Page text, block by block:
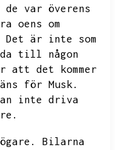
var överens
oens om
Det är inte som
till någon
att det kommer
för Musk.
inte driva
Bilarna